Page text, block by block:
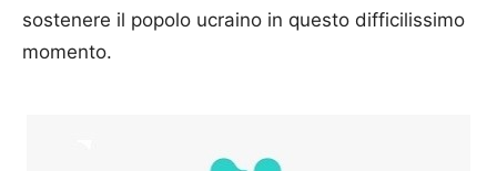
sostenere il popolo ucraino in questo difficilissimo
momento.